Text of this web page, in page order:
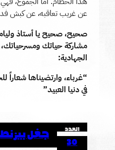
عن غريب تعاقبه، عن كبش
صحيح، صحيح يا أستاذ
مشاركة حياتك ومسرحياتك،
الجهادية:
“غرباء، وارتضيناها شعاراً
في دنيا العبيد”
العدد
30
جغل